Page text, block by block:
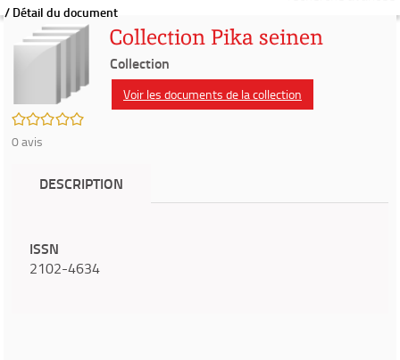
/ Détail du document
/5
0avis
Collection Pika seinen
Collection
Voir les documents de la collection
DESCRIPTION
ISSN
2102-4634